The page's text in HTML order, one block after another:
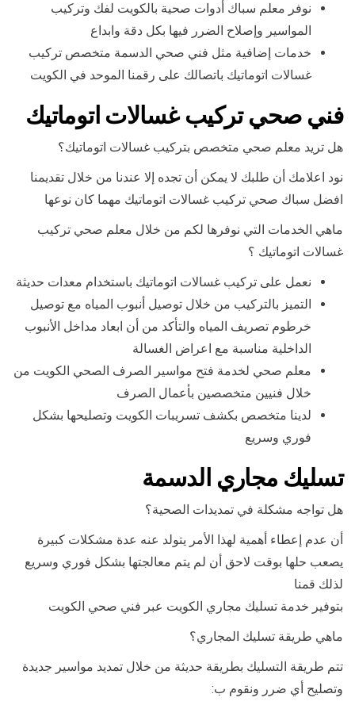
نوفر معلم سباك أدوات صحية بالكويت لفك وتركيب
المواسير وإصلاح الضرر فيها بكل دقة وابداع
خدمات إضافية مثل فني صحي الدسمة متخصص تركيب
غسالات اتوماتيك باتصالك على رقمنا الموحد في الكويت
فني صحي تركيب غسالات اتوماتيك
هل تريد معلم صحي متخصص بتركيب غسالات اتوماتيك؟
نود اعلامك أن طلبك لا يمكن أن تجده إلا عندنا من خلال تقديمنا
افضل سباك صحي تركيب غسالات اتوماتيك مهما كان نوعها
ماهي الخدمات التي نوفرها لكم من خلال معلم صحي تركيب
غسالات اتوماتيك ؟
نعمل على تركيب غسالات اتوماتيك باستخدام معدات حديثة
التميز بالتركيب من خلال توصيل أنبوب المياه مع توصيل
خرطوم تصريف المياه والتأكد من أن ابعاد مداخل الأنبوب
الداخلية مناسبة مع اعراض الغسالة
معلم صحي لخدمة فتح مواسير الصرف الصحي الكويت من
خلال فنيين متخصصين بأعمال الصرف
لدينا متخصص بكشف تسريبات الكويت وتصليحها بشكل
فوري وسريع
تسليك مجاري الدسمة
هل تواجه مشكلة في تمديدات الصحية؟
أن عدم إعطاء أهمية لهذا الأمر يتولد عنه عدة مشكلات كبيرة
يصعب حلها بوقت لاحق أن لم يتم معالجتها بشكل فوري وسريع
لذلك قمنا
بتوفير خدمة تسليك مجاري الكويت عبر فني صحي الكويت
ماهي طريقة تسليك المجاري؟
تتم طريقة التسليك بطريقة حديثة من خلال تمديد مواسير جديدة
وتصليح أي ضرر ونقوم ب: